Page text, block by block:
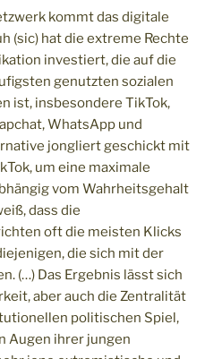
kommt das digitale
(sic) hat die extreme Rechte
investiert, die auf die
genutzten sozialen
ist, insbesondere TikTok,
WhatsApp und
jongliert geschickt mit
um eine maximale
vom Wahrheitsgehalt
dass die
oft die meisten Klicks
die sich mit der
(…) Das Ergebnis lässt sich
aber auch die Zentralität
politischen Spiel,
Augen ihrer jungen